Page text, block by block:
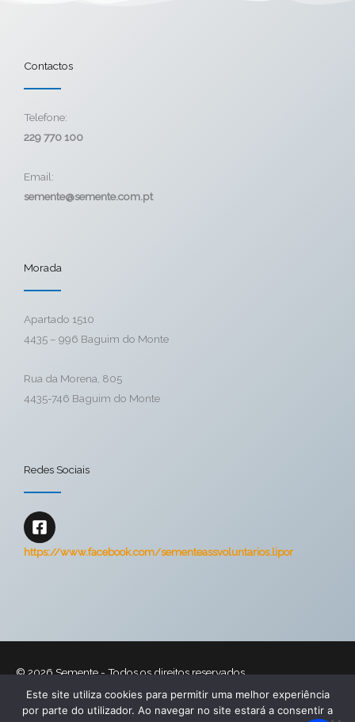
Contactos
Telefone:
229 770 100
Email:
semente@semente.com.pt
Morada
Apartado 1510
4435 – 996 Baguim do Monte
Rua da Morena, 805
4435-746 Baguim do Monte
Redes Sociais
https://www.facebook.com/sementeassvoluntarios.lipor
© 2026Semente- Todos os direitos reservados
O que nos move Equipa Atividades
Relatórios
Este site utiliza cookies para permitir uma melhor experiência
por parte do utilizador. Ao navegar no site estará a consentir a